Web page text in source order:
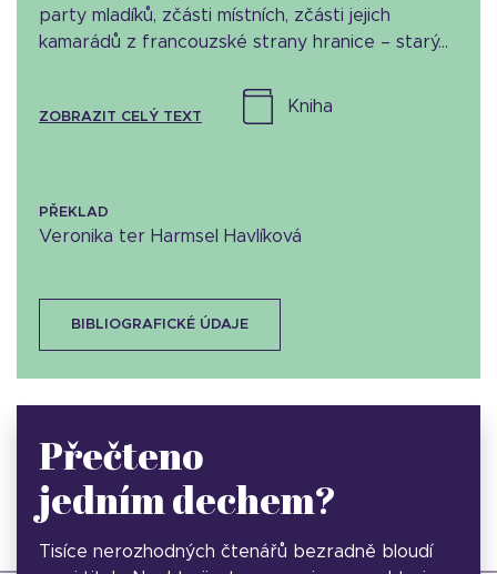
party mladíků, zčásti místních, zčásti jejich
kamarádů z francouzské strany hranice – starý...
ZOBRAZIT CELÝ TEXT
kniha
PŘEKLAD
Veronika ter Harmsel Havlíková
BIBLIOGRAFICKÉ ÚDAJE
Přečteno
jedním dechem?
Tisíce nerozhodných čtenářů bezradně bloudí